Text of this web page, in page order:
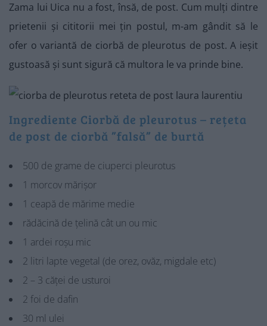
Zama lui Uica nu a fost, însă, de post. Cum mulți dintre
prietenii și cititorii mei țin postul, m-am gândit să le
ofer o variantă de ciorbă de pleurotus de post. A ieșit
gustoasă și sunt sigură că multora le va prinde bine.
Ingrediente Ciorbă de pleurotus – rețeta
de post de ciorbă ”falsă” de burtă
500 de grame de ciuperci pleurotus
1 morcov mărișor
1 ceapă de mărime medie
rădăcină de țelină cât un ou mic
1 ardei roșu mic
2 litri lapte vegetal (de orez, ovăz, migdale etc)
2 – 3 căței de usturoi
2 foi de dafin
30 ml ulei